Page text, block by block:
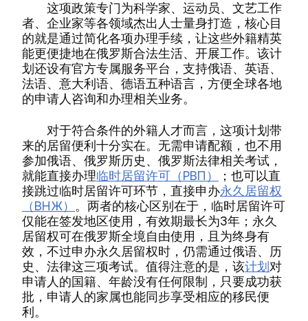
这项政策专门为科学家、运动员、文艺工作
者、企业家等各领域杰出人士量身打造，核心目
的就是通过简化各项办理手续，让这些外籍精英
能更便捷地在俄罗斯合法生活、开展工作。该计
划还设有官方专属服务平台，支持俄语、英语、
法语、意大利语、德语五种语言，方便全球各地
的申请人咨询和办理相关业务。
对于符合条件的外籍人才而言，这项计划带
来的居留便利十分实在。无需申请配额，也不用
参加俄语、俄罗斯历史、俄罗斯法律相关考试，
就能直接办理临时居留许可（РВП）
；也可以直
接跳过临时居留许可环节，直接申办永久居留权
（ВНЖ） 。两者的核心区别在于，临时居留许可
仅能在签发地区使用，有效期最长为3年；永久
居留权可在俄罗斯全境自由使用，且为终身有
效，不过申办永久居留权时，仍需通过俄语、历
史、法律这三项考试。值得注意的是，该计划 对
申请人的国籍、年龄没有任何限制，只要成功获
批，申请人的家属也能同步享受相应的移民便
利。